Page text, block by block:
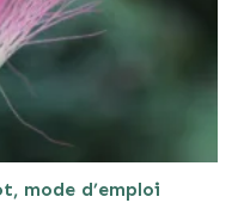
mode d’emploi